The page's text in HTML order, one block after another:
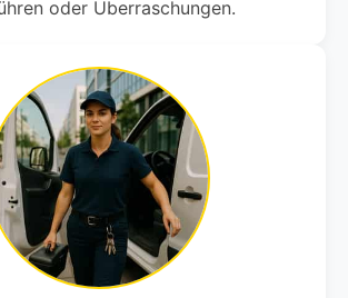
oder Überraschungen.